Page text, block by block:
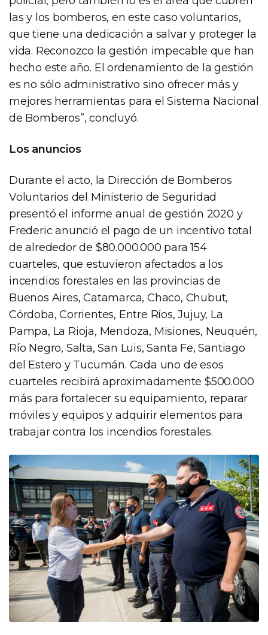
las y los bomberos, en este caso voluntarios,
que tiene una dedicación a salvar y proteger la
vida. Reconozco la gestión impecable que han
hecho este año. El ordenamiento de la gestión
es no sólo administrativo sino ofrecer más y
mejores herramientas para el Sistema Nacional
de Bomberos”, concluyó.
Los anuncios
Durante el acto, la Dirección de Bomberos
Voluntarios del Ministerio de Seguridad
presentó el informe anual de gestión 2020 y
Frederic anunció el pago de un incentivo total
de alrededor de $80.000.000 para 154
cuarteles, que estuvieron afectados a los
incendios forestales en las provincias de
Buenos Aires, Catamarca, Chaco, Chubut,
Córdoba, Corrientes, Entre Ríos, Jujuy, La
Pampa, La Rioja, Mendoza, Misiones, Neuquén,
Río Negro, Salta, San Luis, Santa Fe, Santiago
del Estero y Tucumán. Cada uno de esos
cuarteles recibirá aproximadamente $500.000
más para fortalecer su equipamiento, reparar
móviles y equipos y adquirir elementos para
trabajar contra los incendios forestales.